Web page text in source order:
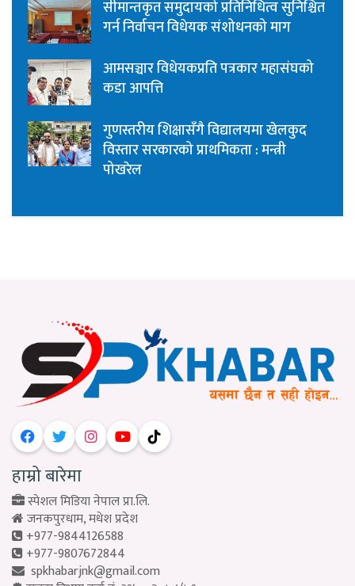
सीमान्तकृत समुदायको प्रतिनिधित्व सुनिश्चित
गर्न निर्वाचन विधेयक संशोधनको माग
आमसञ्चार विधेयकप्रति पत्रकार महासंघको
कडा आपत्ति
गुणस्तरीय शिक्षासँगै विद्यालयमा खेलकुद
विस्तार सरकारको प्राथमिकता : मन्त्री
पोखरेल
हाम्रो बारेमा
स्पेशल मिडिया नेपाल प्रा.लि.
जनकपुरधाम, मधेश प्रदेश
+977-9844126588
+977-9807672844
spkhabarjnk@gmail.com